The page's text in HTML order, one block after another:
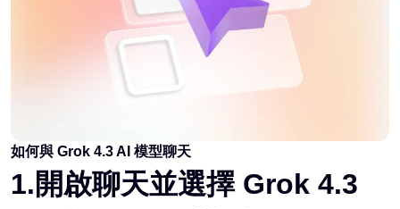
如何與 Grok 4.3 AI 模型聊天
1.開啟聊天並選擇 Grok 4.3